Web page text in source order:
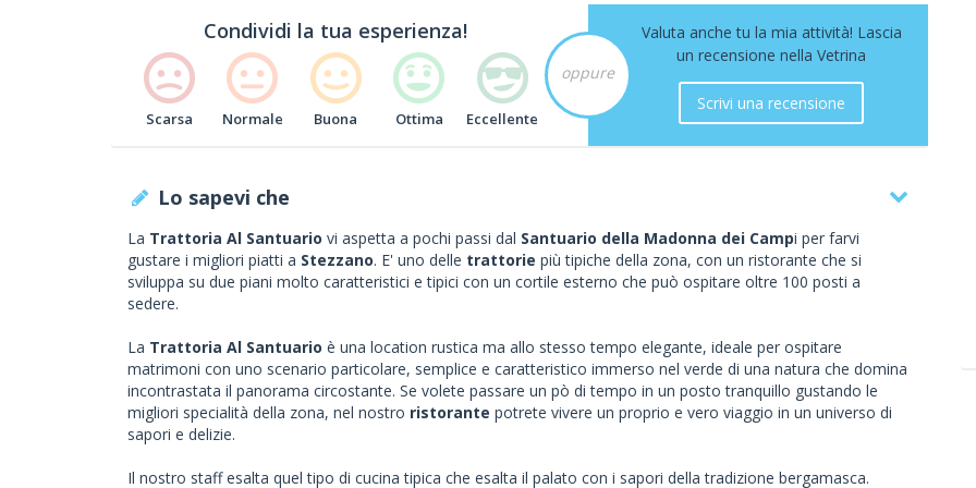
Condividi la tua esperienza!
Scarsa Normale Buona Ottima Eccellente
oppure
Valuta anche tu la mia attività! Lascia
un recensione nella Vetrina
Scrivi una recensione
Lo sapevi che
La Trattoria Al Santuario vi aspetta a pochi passi dal Santuario della Madonna dei Campi per farvi
gustare i migliori piatti a Stezzano. E' uno delle trattorie più tipiche della zona, con un ristorante che si
sviluppa su due piani molto caratteristici e tipici con un cortile esterno che può ospitare oltre 100 posti a
sedere.
La Trattoria Al Santuario è una location rustica ma allo stesso tempo elegante, ideale per ospitare
matrimoni con uno scenario particolare, semplice e caratteristico immerso nel verde di una natura che domina
incontrastata il panorama circostante. Se volete passare un pò di tempo in un posto tranquillo gustando le
migliori specialità della zona, nel nostro ristorante potrete vivere un proprio e vero viaggio in un universo di
sapori e delizie.
Il nostro staff esalta quel tipo di cucina tipica che esalta il palato con i sapori della tradizione bergamasca.